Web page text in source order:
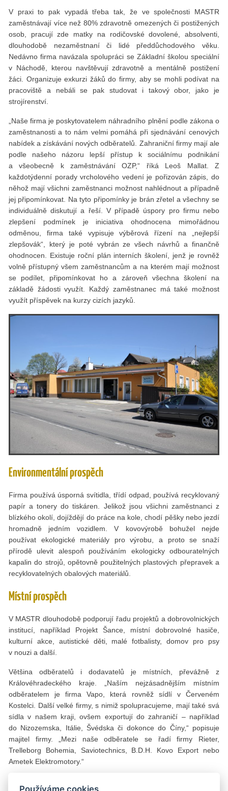
V praxi to pak vypadá třeba tak, že ve společnosti MASTR
zaměstnávají více než 80% zdravotně omezených či postižených
osob, pracují zde matky na rodičovské dovolené, absolventi,
dlouhodobě nezaměstnaní či lidé předdůchodového věku.
Nedávno firma navázala spolupráci se Základní školou speciální
v Náchodě, kterou navštěvují zdravotně a mentálně postižení
žáci. Organizuje exkurzi žáků do firmy, aby se mohli podívat na
pracoviště a nebáli se pak studovat i takový obor, jako je
strojírenství.
„Naše firma je poskytovatelem náhradního plnění podle zákona o
zaměstnanosti a to nám velmi pomáhá při sjednávání cenových
nabídek a získávání nových odběratelů. Zahraniční firmy mají ale
podle našeho názoru lepší přístup k sociálnímu podnikání
a všeobecně k zaměstnávání OZP,“ říká Leoš Mallat. Z
každotýdenní porady vrcholového vedení je pořizován zápis, do
něhož mají všichni zaměstnanci možnost nahlédnout a případně
jej připomínkovat. Na tyto připomínky je brán zřetel a všechny se
individuálně diskutují a řeší. V případě úspory pro firmu nebo
zlepšení podmínek je iniciativa ohodnocena mimořádnou
odměnou, firma také vypisuje výběrová řízení na „nejlepší
zlepšovák“, který je poté vybrán ze všech návrhů a finančně
ohodnocen. Existuje roční plán interních školení, jenž je rovněž
volně přístupný všem zaměstnancům a na kterém mají možnost
se podílet, připomínkovat ho a zároveň všechna školení na
základě žádosti využít. Každý zaměstnanec má také možnost
využít příspěvek na kurzy cizích jazyků.
Environmentální prospěch
Firma používá úsporná svítidla, třídí odpad, používá recyklovaný
papír a tonery do tiskáren. Jelikož jsou všichni zaměstnanci z
blízkého okolí, dojíždějí do práce na kole, chodí pěšky nebo jezdí
hromadně jedním vozidlem. V kovovýrobě bohužel nejde
používat ekologické materiály pro výrobu, a proto se snaží
přírodě ulevit alespoň používáním ekologicky odbouratelných
kapalin do strojů, opětovně použitelných plastových přepravek a
recyklovatelných obalových materiálů.
Místní prospěch
V MASTR dlouhodobě podporují řadu projektů a dobrovolnických
institucí, například Projekt Šance, místní dobrovolné hasiče,
kulturní akce, autistické děti, malé fotbalisty, domov pro psy
v nouzi a další.
Většina odběratelů i dodavatelů je místních, převážně z
Královéhradeckého kraje. „Naším nejzásadnějším místním
odběratelem je firma Vapo, která rovněž sídlí v Červeném
Kostelci. Další velké firmy, s nimiž spolupracujeme, mají také svá
sídla v našem kraji, ovšem exportují do zahraničí – například
do Nizozemska, Itálie, Švédska či dokonce do Číny,“ popisuje
majitel firmy. „Mezi naše odběratele se řadí firmy Rieter,
Trelleborg Bohemia, Saviotechnics, B.D.H. Kovo Export nebo
Ametek Elektromotory.“
Ekonomický prospěch